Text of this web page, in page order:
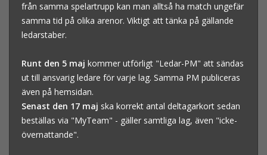
från samma spelartrupp kan man alltså ha match ungefär
samma tid på olika arenor. Viktigt att tänka på gällande
ledarstaber.
Runt den 5 maj kommer utförligt "Ledar-PM" att sändas
ut till ansvarig ledare för varje lag. Samma PM publiceras
även på hemsidan.
Senast den 17 maj ska korrekt antal deltagarkort sedan
beställas via "MyTeam" - gäller samtliga lag, även "icke-
övernattande".